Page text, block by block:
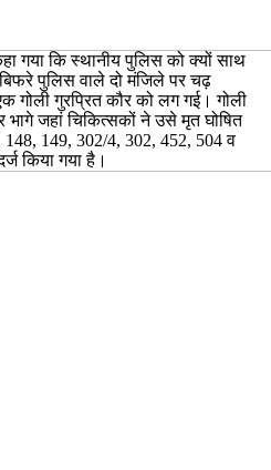
गया कि स्थानीय पुलिस को क्यों साथ
पुलिस वाले दो मंजिले पर चढ़
गोली गुरप्रित कौर को लग गई। गोली
जहां चिकित्सकों ने उसे मृत घोषित
148, 149, 302/4, 302, 452, 504 व
किया गया है।